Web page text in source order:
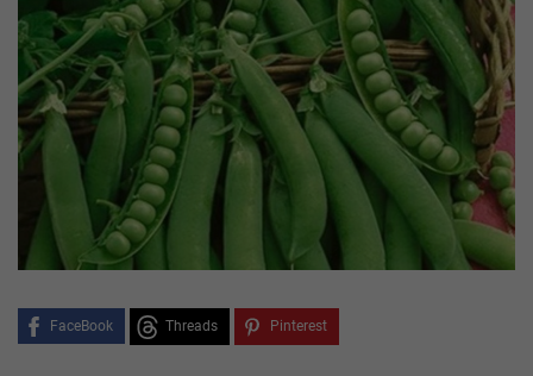
FaceBook Threads Pinterest